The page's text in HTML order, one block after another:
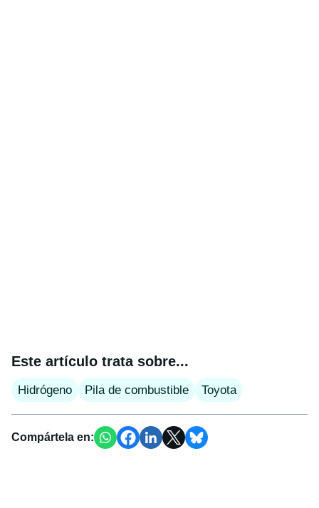
Este artículo trata sobre...
Hidrógeno Pila de combustible Toyota
Compártela en: